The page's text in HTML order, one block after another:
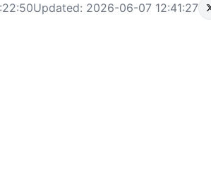
Updated: 2026-06-07 12:41:27